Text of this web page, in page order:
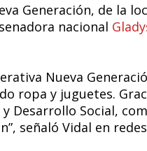
Generación, de la
nacional
Nueva
ropa y juguetes.
Desarrollo Social,
señaló Vidal en